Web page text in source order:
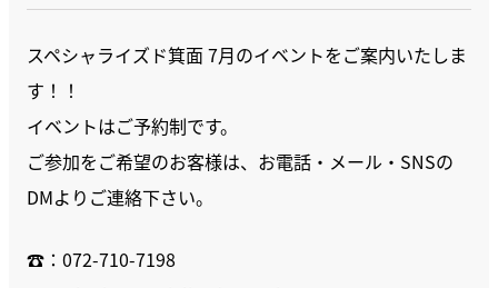
スペシャライズド箕面 7月のイベントをご案内いたしま
す！！
イベントはご予約制です。
ご参加をご希望のお客様は、お電話・メール・SNSの
DMよりご連絡下さい。
☎：072-710-7198